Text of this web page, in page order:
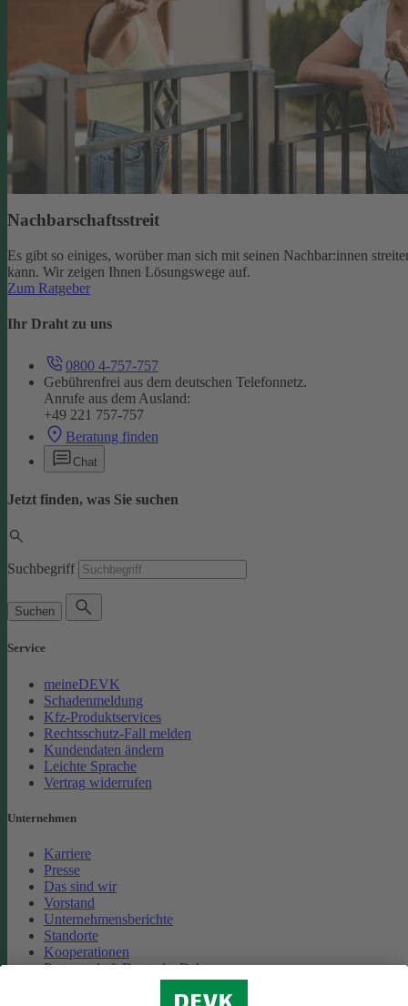
Nachbarschaftsstreit
Es gibt so einiges, worüber man sich mit seinen Nachbar:innen
kann. Wir zeigen Ihnen Lösungswege auf.
Zum Ratgeber
Ihr Draht zu uns
0800 4-757-757
Gebührenfrei aus dem deutschen Telefonnetz.
Anrufe aus dem Ausland:
+49 221 757-757
Beratung finden
Chat
Jetzt finden, was Sie suchen
Suchbegriff
Suchen
Service
meineDEVK
Schadenmeldung
Kfz-Produktservices
Rechtsschutz-Fall melden
Kundendaten ändern
Leichte Sprache
Vertrag widerrufen
Unternehmen
Karriere
Presse
Das sind wir
Vorstand
Unternehmensberichte
Standorte
Kooperationen
Partnerschaft Deutsche Bahn